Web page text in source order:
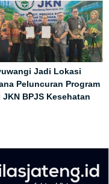
Jadi Lokasi
Peluncuran Program
JKN BPJS Kesehatan